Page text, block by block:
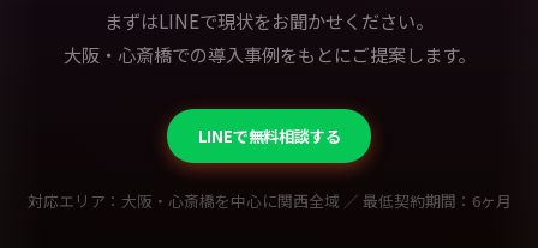
まずはLINEで現状をお聞かせください。
大阪・心斎橋での導入事例をもとにご提案します。
LINEで無料相談する
対応エリア：大阪・心斎橋を中心に関西全域 ／ 最低契約期間：6ヶ月